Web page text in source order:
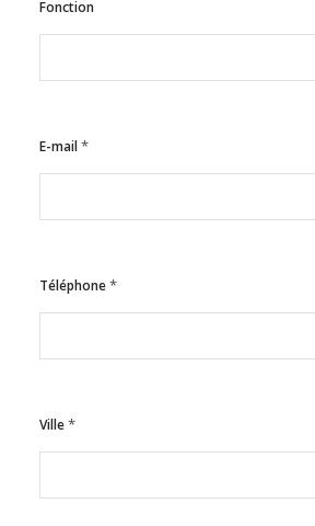
Fonction
E-mail*
Téléphone*
Ville*